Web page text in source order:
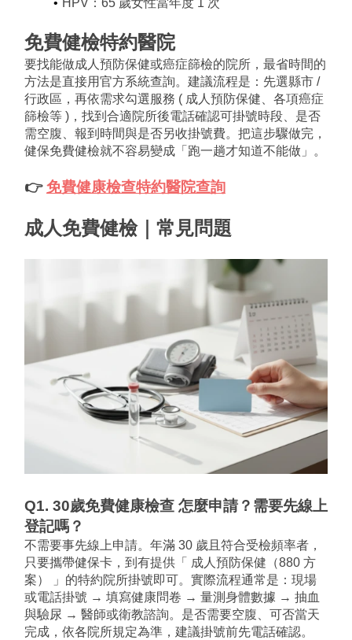
HPV：65 歲女性當年度 1 次
免費健檢特約醫院
要找能做成人預防保健或癌症篩檢的院所，最省時間的
方法是直接用官方系統查詢。建議流程是：先選縣市 /
行政區，再依需求勾選服務 ( 成人預防保健、各項癌症
篩檢等 )，找到合適院所後電話確認可掛號時段、是否
需空腹、報到時間與是否另收掛號費。把這步驟做完，
健保免費健檢就不容易變成「跑一趟才知道不能做」。
👉 免費健康檢查特約醫院查詢
成人免費健檢｜常見問題
Q1. 30歲免費健康檢查 怎麼申請？需要先線上
登記嗎？
不需要事先線上申請。年滿 30 歲且符合受檢頻率者，
只要攜帶健保卡，到有提供「 成人預防保健（880 方
案） 」的特約院所掛號即可。實際流程通常是：現場
或電話掛號 → 填寫健康問卷 → 量測身體數據 → 抽血
與驗尿 → 醫師或衛教諮詢。是否需要空腹、可否當天
完成，依各院所規定為準，建議掛號前先電話確認。